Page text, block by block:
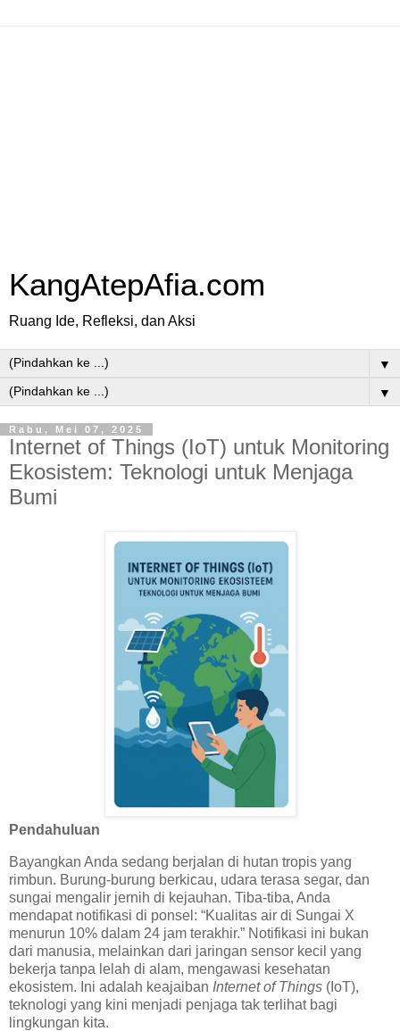
KangAtepAfia.com
Ruang Ide, Refleksi, dan Aksi
▼
▼
Rabu, Mei 07, 2025
Internet of Things (IoT) untuk Monitoring
Ekosistem: Teknologi untuk Menjaga
Bumi
Pendahuluan
Bayangkan Anda sedang berjalan di hutan tropis yang
rimbun. Burung-burung berkicau, udara terasa segar, dan
sungai mengalir jernih di kejauhan. Tiba-tiba, Anda
mendapat notifikasi di ponsel: “Kualitas air di Sungai X
menurun 10% dalam 24 jam terakhir.” Notifikasi ini bukan
dari manusia, melainkan dari jaringan sensor kecil yang
bekerja tanpa lelah di alam, mengawasi kesehatan
ekosistem. Ini adalah keajaiban Internet of Things (IoT),
teknologi yang kini menjadi penjaga tak terlihat bagi
lingkungan kita.